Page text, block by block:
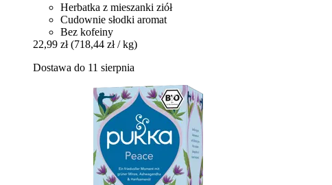
Herbatka z mieszanki ziół
Cudownie słodki aromat
Bez kofeiny
22,99 zł (718,44 zł / kg)
Dostawa do 11 sierpnia